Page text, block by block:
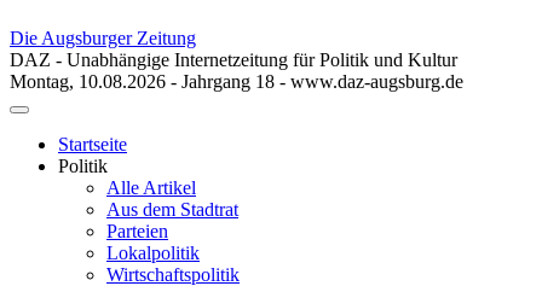
Die Augsburger Zeitung
DAZ - Unabhängige Internetzeitung für Politik und Kultur
Montag, 10.08.2026 - Jahrgang 18 - www.daz-augsburg.de
Toggle
navigationStartseite
Politik
Alle Artikel
Aus dem Stadtrat
Parteien
Lokalpolitik
Wirtschaftspolitik